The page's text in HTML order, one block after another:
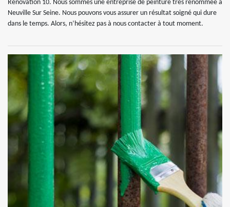
Rénovation 10. Nous sommes une entreprise de peinture très renommée à
Neuville Sur Seine. Nous pouvons vous assurer un résultat soigné qui dure
dans le temps. Alors, n’hésitez pas à nous contacter à tout moment.